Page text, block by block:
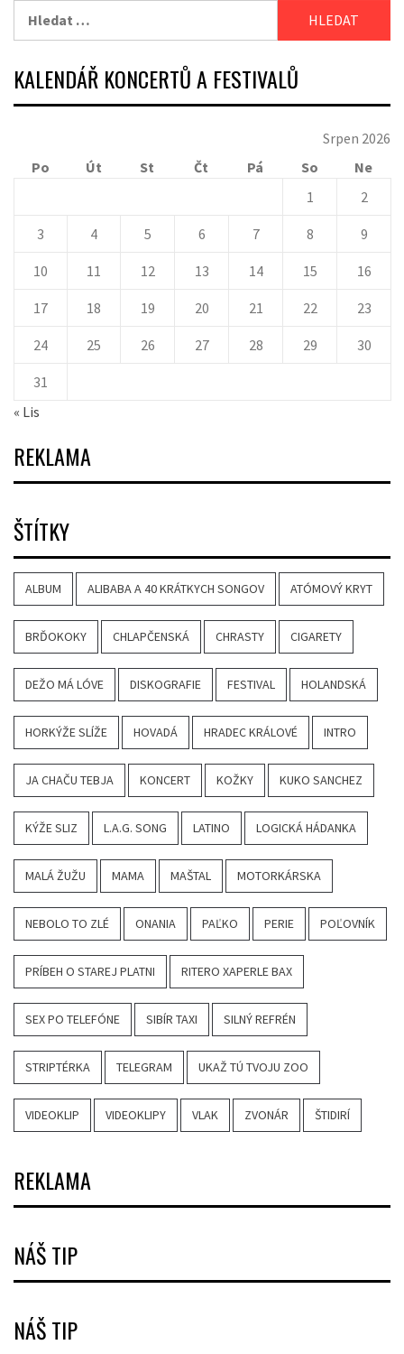
KALENDÁŘ KONCERTŮ A FESTIVALŮ
Srpen 2026
Po
Út St Čt Pá So
Ne
1
2
3 4 5 6 7 8 9
10 11 12 13 14 15 16
17 18 19 20 21 22 23
24 25 26 27 28 29 30
31
« Lis
REKLAMA
ŠTÍTKY
ALBUM ALIBABA A 40 KRÁTKYCH SONGOV ATÓMOVÝ KRYT
BRĎOKOKY CHLAPČENSKÁ CHRASTY CIGARETY
DEŽO MÁ LÓVE DISKOGRAFIE FESTIVAL HOLANDSKÁ
HORKÝŽE SLÍŽE HOVADÁ HRADEC KRÁLOVÉ INTRO
JA CHAČU TEBJA KONCERT KOŽKY KUKO SANCHEZ
KÝŽE SLIZ L.A.G. SONG LATINO LOGICKÁ HÁDANKA
MALÁ ŽUŽU MAMA MAŠTAL MOTORKÁRSKA
NEBOLO TO ZLÉ ONANIA PAĽKO PERIE POĽOVNÍK
PRÍBEH O STAREJ PLATNI RITERO XAPERLE BAX
SEX PO TELEFÓNE SIBÍR TAXI SILNÝ REFRÉN
STRIPTÉRKA TELEGRAM UKAŽ TÚ TVOJU ZOO
VIDEOKLIP VIDEOKLIPY VLAK ZVONÁR ŠTIDIRÍ
REKLAMA
NÁŠ TIP
NÁŠ TIP